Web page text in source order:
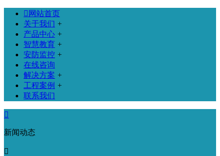
 网站首页
关于我们 +
产品中心 +
智慧教育 +
安防监控 +
在线咨询
解决方案 +
工程案例 +
联系我们

新闻动态
